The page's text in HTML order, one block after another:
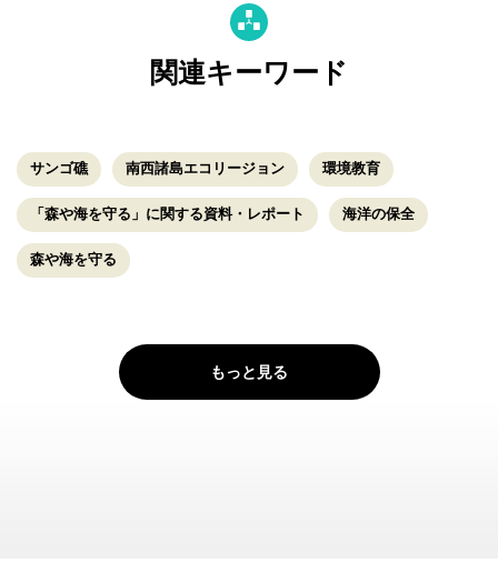
関連キーワード
サンゴ礁 南西諸島エコリージョン 環境教育
「森や海を守る」に関する資料・レポート 海洋の保全
森や海を守る
もっと見る